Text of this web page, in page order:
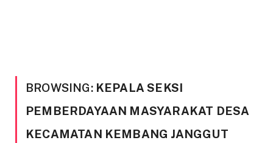
BROWSING: KEPALA SEKSI
PEMBERDAYAAN MASYARAKAT DESA
KECAMATAN KEMBANG JANGGUT